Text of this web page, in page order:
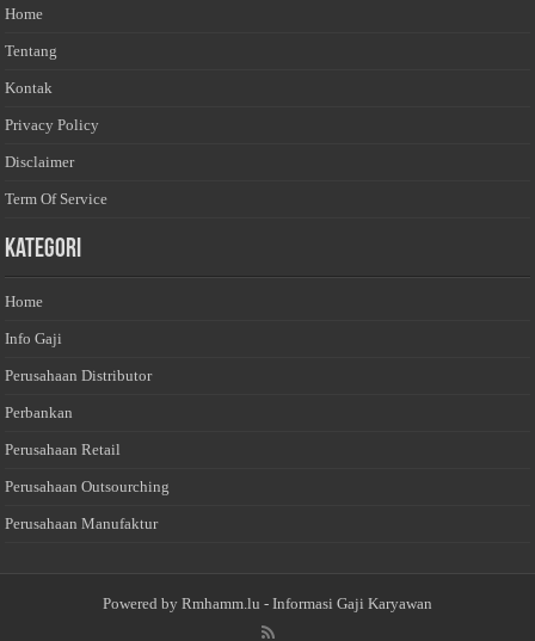
Home
Tentang
Kontak
Privacy Policy
Disclaimer
Term Of Service
Kategori
Home
Info Gaji
Perusahaan Distributor
Perbankan
Perusahaan Retail
Perusahaan Outsourching
Perusahaan Manufaktur
Powered by Rmhamm.lu - Informasi Gaji Karyawan